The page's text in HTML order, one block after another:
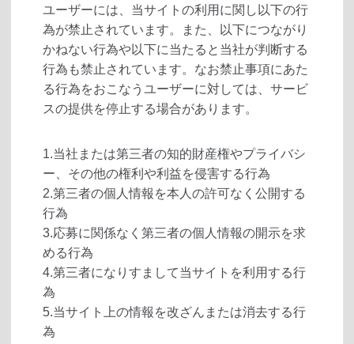
ユーザーには、当サイトの利用に関し以下の行
為が禁止されています。また、以下につながり
かねない行為や以下に当たると当社が判断する
行為も禁止されています。なお禁止事項にあた
る行為をおこなうユーザーに対しては、サービ
スの提供を停止する場合があります。
1.当社または第三者の知的財産権やプライバシ
ー、その他の権利や利益を侵害する行為
2.第三者の個人情報を本人の許可なく公開する
行為
3.応募に関係なく第三者の個人情報の開示を求
める行為
4.第三者になりすまして当サイトを利用する行
為
5.当サイト上の情報を改ざんまたは消去する行
為